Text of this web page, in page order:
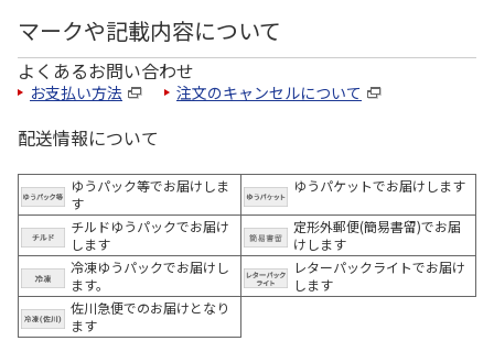
マークや記載内容について
よくあるお問い合わせ
お支払い方法 注文のキャンセルについて
配送情報について
ゆうパック等でお届けしま
す
ゆうパケットでお届けします
チルドゆうパックでお届け
します
定形外郵便(簡易書留)でお届
けします
冷凍ゆうパックでお届けし
ます。
レターパックライトでお届け
します
佐川急便でのお届けとなり
ます